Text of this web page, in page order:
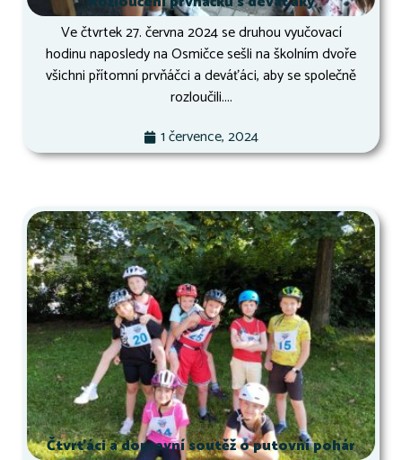
Ve čtvrtek 27. června 2024 se druhou vyučovací
hodinu naposledy na Osmičce sešli na školním dvoře
všichni přítomní prvňáčci a deváťáci, aby se společně
rozloučili....
1 července, 2024
Čtvrťáci a dopravní soutěž o putovní pohár